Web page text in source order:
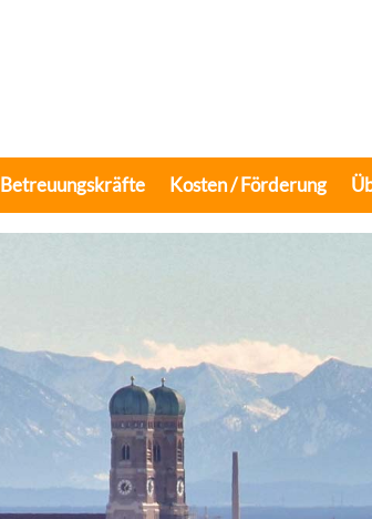
Betreuungskräfte Kosten / Förderung